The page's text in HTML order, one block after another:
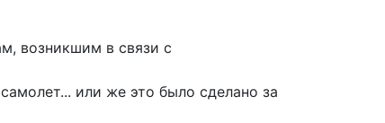
возникшим в связи с
или же это было сделано за